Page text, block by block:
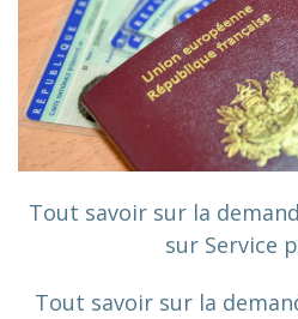
Tout savoir sur la
sur Service
Tout savoir sur la